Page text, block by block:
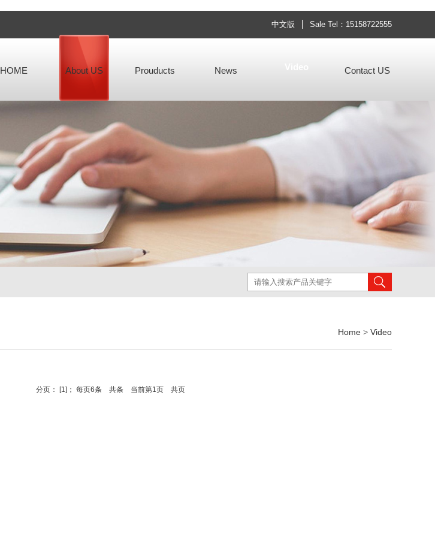
中文版 Sale Tel：15158722555
HOME About US Prouducts News Contact US
Home > Video
分页： [1]； 每页6条 共条 当前第1页 共页